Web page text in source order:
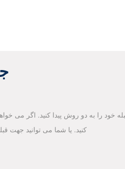
خود را به دو روش پیدا کنید. اگر می
کنید. یا شما می توانید جهت